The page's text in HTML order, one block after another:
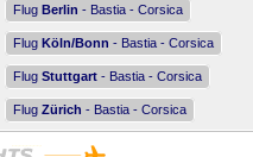
Flug Berlin - Bastia - Corsica
Flug Köln/Bonn - Bastia - Corsica
Flug Stuttgart - Bastia - Corsica
Flug Zürich - Bastia - Corsica